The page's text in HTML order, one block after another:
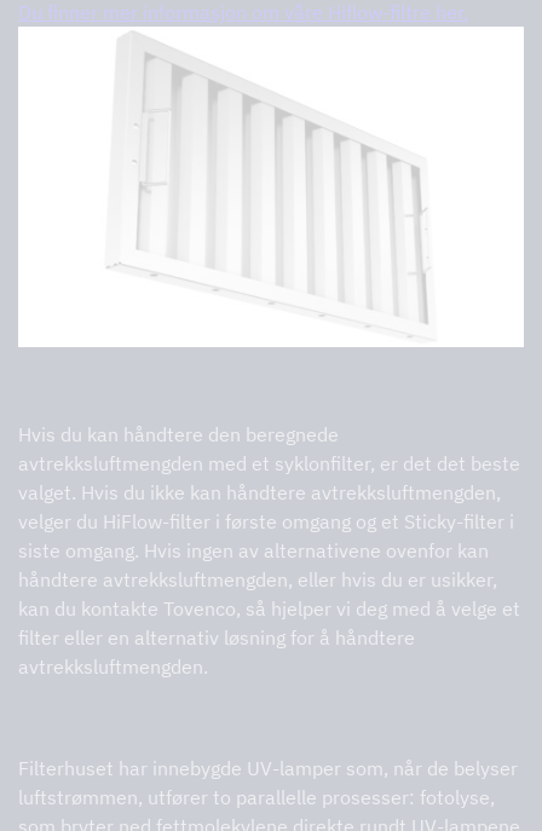
Du finner mer informasjon om våre Hiflow-filtre her.
Hvis du kan håndtere den beregnede
avtrekksluftmengden med et syklonfilter, er det det beste
valget. Hvis du ikke kan håndtere avtrekksluftmengden,
velger du HiFlow-filter i første omgang og et Sticky-filter i
siste omgang. Hvis ingen av alternativene ovenfor kan
håndtere avtrekksluftmengden, eller hvis du er usikker,
kan du kontakte Tovenco, så hjelper vi deg med å velge et
filter eller en alternativ løsning for å håndtere
avtrekksluftmengden.
Filterhuset har innebygde UV-lamper som, når de belyser
luftstrømmen, utfører to parallelle prosesser: fotolyse,